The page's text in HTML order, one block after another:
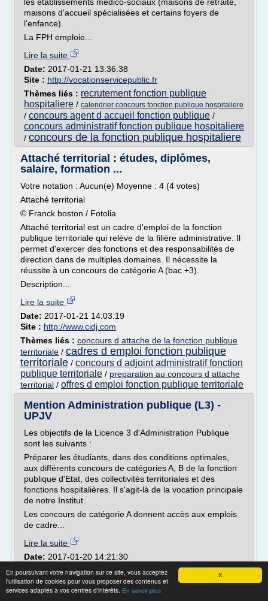
X
En poursuivant votre navigation sur ce site, vous acceptez
l'utilisation de cookies pour vous proposer des contenus et
services adaptés à vos centres d'intérêts. En savoir plus
maisons d'accueil spécialisées et certains foyers de
l'enfance).
La FPH emploie...
Lire la suite
Date: 2017-01-21 13:36:38
Site : http://vocationservicepublic.fr
Thèmes liés : recrutement fonction publique
hospitaliere / calendrier concours fonction publique hospitaliere
/ concours agent d accueil fonction publique /
concours administratif fonction publique hospitaliere
/ concours de la fonction publique hospitaliere
Attaché territorial : études, diplômes,
salaire, formation ...
Votre notation : Aucun(e) Moyenne : 4 (4 votes)
Attaché territorial
© Franck boston / Fotolia
Attaché territorial est un cadre d'emploi de la fonction
publique territoriale qui relève de la filière administrative. Il
permet d'exercer des fonctions et des responsabilités de
direction dans de multiples domaines. Il nécessite la
réussite à un concours de catégorie A (bac +3).
Description...
Lire la suite
Date: 2017-01-21 14:03:19
Site : http://www.cidj.com
Thèmes liés : concours d attache de la fonction publique
territoriale / cadres d emploi fonction publique
territoriale / concours d adjoint administratif fonction
publique territoriale / preparation au concours d attache
territorial / offres d emploi fonction publique territoriale
Mention Administration publique (L3) -
UPJV
Les objectifs de la Licence 3 d'Administration Publique
sont les suivants :
Préparer les étudiants, dans des conditions optimales,
aux différents concours de catégories A, B de la fonction
publique d'Etat, des collectivités territoriales et des
fonctions hospitalières. Il s'agit-là de la vocation principale
de notre Institut.
Les concours de catégorie A donnent accès aux emplois
de cadre...
Lire la suite
Date: 2017-01-20 14:21:30
Thèmes liés :concours fonction publique d etat
categorie b/dossier d inscription concours